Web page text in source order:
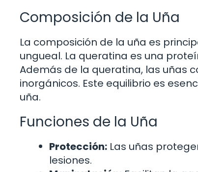
Composición de la Uña
La composición de la uña es
ungueal. La queratina es una
Además de la queratina, las uñas
inorgánicos. Este equilibrio es
uña.
Funciones de la Uña
Protección: Las uñas
lesiones.